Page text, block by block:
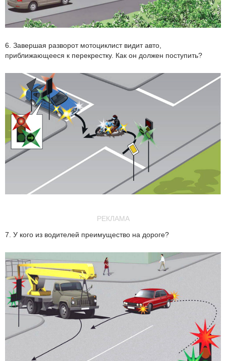
6. Завершая разворот мотоциклист видит авто,
приближающееся к перекрестку. Как он должен поступить?
РЕКЛАМА
7. У кого из водителей преимущество на дороге?